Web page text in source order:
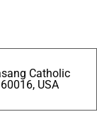
Catholic
USA